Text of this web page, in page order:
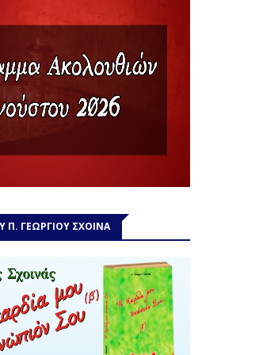
Π. ΓΕΩΡΓΙΟΥ ΣΧΟΙΝΑ